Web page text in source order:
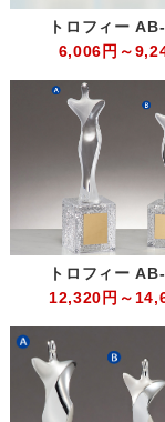
トロフィー
6,006円～
トロフィー
12,320円～